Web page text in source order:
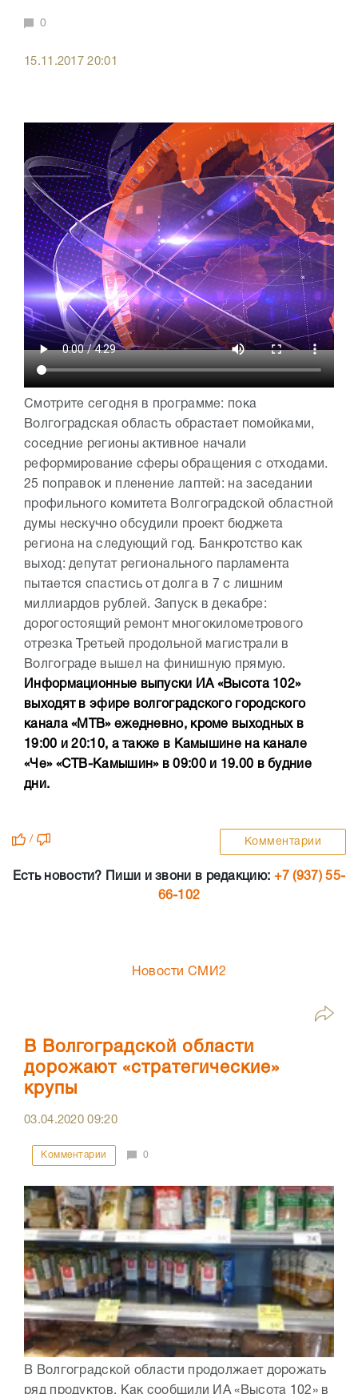
0
15.11.2017 20:01
Смотрите сегодня в программе: пока
Волгоградская область обрастает помойками,
соседние регионы активное начали
реформирование сферы обращения с отходами.
25 поправок и пленение лаптей: на заседании
профильного комитета Волгоградской областной
думы нескучно обсудили проект бюджета
региона на следующий год. Банкротство как
выход: депутат регионального парламента
пытается спастись от долга в 7 с лишним
миллиардов рублей. Запуск в декабре:
дорогостоящий ремонт многокилометрового
отрезка Третьей продольной магистрали в
Волгограде вышел на финишную прямую.
Информационные выпуски ИА «Высота 102»
выходят в эфире волгоградского городского
канала «МТВ» ежедневно, кроме выходных в
19:00 и 20:10, а также в Камышине на канале
«Че» «СТВ-Камышин» в 09:00 и 19.00 в будние
дни.
/ Комментарии
Есть новости? Пиши и звони в редакцию: +7 (937) 55-
66-102
Новости СМИ2
В Волгоградской области
дорожают «стратегические»
крупы
03.04.202009:20
Комментарии 0
В Волгоградской области продолжает дорожать
ряд продуктов. Как сообщили ИА «Высота 102» в